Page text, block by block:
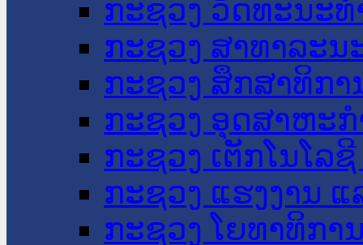
ກະຊວງ ວັດທະນະ
ກະຊວງ ສາທາລະນ
ກະຊວງ ສຶກສາທິກາ
ກະຊວງ ອຸດສາຫະ
ກະຊວງ ເຕັກໂນໂລ
ກະຊວງ ແຮງງານ
ກະຊວງ ໂຍທາທິກາ